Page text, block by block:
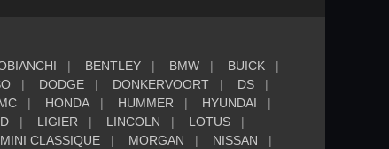
BENTLEY BMW
BUICK
DODGE DONKERVOORT
DS
HONDA HUMMER
HYUNDAI
LIGIER LINCOLN
LOTUS
MINI CLASSIQUE MORGAN NISSAN